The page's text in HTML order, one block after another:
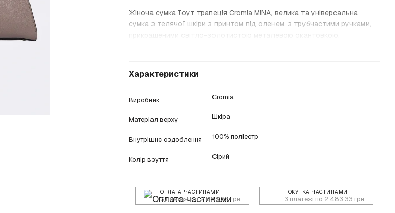
Жіноча сумка Тоут трапеція Сromia MINA, велика та універсальна
сумка з телячої шкіри з принтом під оленем, з трубчастими ручками,
прикрашеними світло-золотистою металевою окантовкою.
Характеристики
Виробник Cromia
Матеріал верху Шкіра
Внутрішнє оздоблення 100% поліестр
Колір взуття Сірий
ОПЛАТА ЧАСТИНАМИ
3 платежі по 2 483.33 грн
ПОКУПКА ЧАСТИНАМИ
3 платежі по 2 483.33 грн